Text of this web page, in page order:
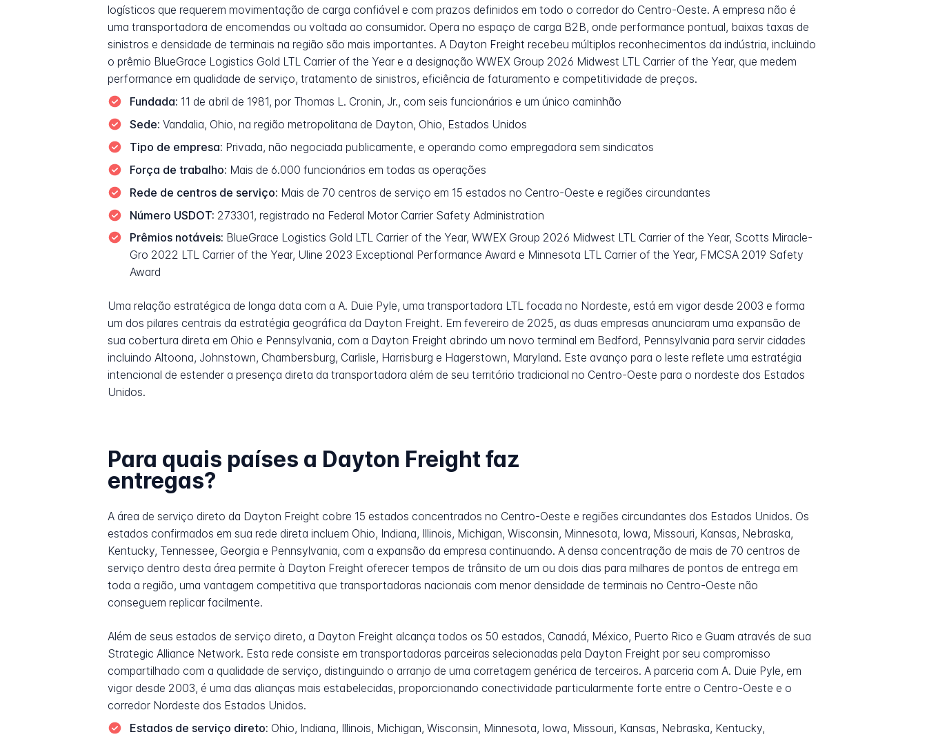
logísticos que requerem movimentação de carga confiável e com prazos definidos em todo o corredor do Centro-Oeste. A empresa não é
uma transportadora de encomendas ou voltada ao consumidor. Opera no espaço de carga B2B, onde performance pontual, baixas taxas de
sinistros e densidade de terminais na região são mais importantes. A Dayton Freight recebeu múltiplos reconhecimentos da indústria, incluindo
o prêmio BlueGrace Logistics Gold LTL Carrier of the Year e a designação WWEX Group 2026 Midwest LTL Carrier of the Year, que medem
performance em qualidade de serviço, tratamento de sinistros, eficiência de faturamento e competitividade de preços.
Fundada: 11 de abril de 1981, por Thomas L. Cronin, Jr., com seis funcionários e um único caminhão
Sede: Vandalia, Ohio, na região metropolitana de Dayton, Ohio, Estados Unidos
Tipo de empresa: Privada, não negociada publicamente, e operando como empregadora sem sindicatos
Força de trabalho: Mais de 6.000 funcionários em todas as operações
Rede de centros de serviço: Mais de 70 centros de serviço em 15 estados no Centro-Oeste e regiões circundantes
Número USDOT: 273301, registrado na Federal Motor Carrier Safety Administration
Prêmios notáveis: BlueGrace Logistics Gold LTL Carrier of the Year, WWEX Group 2026 Midwest LTL Carrier of the Year, Scotts Miracle-
Gro 2022 LTL Carrier of the Year, Uline 2023 Exceptional Performance Award e Minnesota LTL Carrier of the Year, FMCSA 2019 Safety
Award
Uma relação estratégica de longa data com a A. Duie Pyle, uma transportadora LTL focada no Nordeste, está em vigor desde 2003 e forma
um dos pilares centrais da estratégia geográfica da Dayton Freight. Em fevereiro de 2025, as duas empresas anunciaram uma expansão de
sua cobertura direta em Ohio e Pennsylvania, com a Dayton Freight abrindo um novo terminal em Bedford, Pennsylvania para servir cidades
incluindo Altoona, Johnstown, Chambersburg, Carlisle, Harrisburg e Hagerstown, Maryland. Este avanço para o leste reflete uma estratégia
intencional de estender a presença direta da transportadora além de seu território tradicional no Centro-Oeste para o nordeste dos Estados
Unidos.
Para quais países a Dayton Freight faz
entregas?
A área de serviço direto da Dayton Freight cobre 15 estados concentrados no Centro-Oeste e regiões circundantes dos Estados Unidos. Os
estados confirmados em sua rede direta incluem Ohio, Indiana, Illinois, Michigan, Wisconsin, Minnesota, Iowa, Missouri, Kansas, Nebraska,
Kentucky, Tennessee, Georgia e Pennsylvania, com a expansão da empresa continuando. A densa concentração de mais de 70 centros de
serviço dentro desta área permite à Dayton Freight oferecer tempos de trânsito de um ou dois dias para milhares de pontos de entrega em
toda a região, uma vantagem competitiva que transportadoras nacionais com menor densidade de terminais no Centro-Oeste não
conseguem replicar facilmente.
Além de seus estados de serviço direto, a Dayton Freight alcança todos os 50 estados, Canadá, México, Puerto Rico e Guam através de sua
Strategic Alliance Network. Esta rede consiste em transportadoras parceiras selecionadas pela Dayton Freight por seu compromisso
compartilhado com a qualidade de serviço, distinguindo o arranjo de uma corretagem genérica de terceiros. A parceria com A. Duie Pyle, em
vigor desde 2003, é uma das alianças mais estabelecidas, proporcionando conectividade particularmente forte entre o Centro-Oeste e o
corredor Nordeste dos Estados Unidos.
Estados de serviço direto: Ohio, Indiana, Illinois, Michigan, Wisconsin, Minnesota, Iowa, Missouri, Kansas, Nebraska, Kentucky,